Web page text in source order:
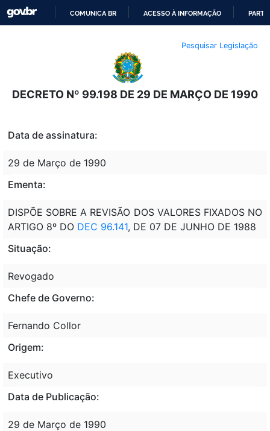
O
CONTEÚDO
COMUNICA BR ACESSO À INFORMAÇÃO
Pesquisar Legislação
DECRETO Nº 99.198 DE 29 DE MARÇO DE 1990
Data de assinatura:
29 de Março de 1990
Ementa:
DISPÕE SOBRE A REVISÃO DOS VALORES FIXADOS NO
ARTIGO 8º DO DEC 96.141, DE 07 DE JUNHO DE 1988
Situação:
Revogado
Chefe de Governo:
Fernando Collor
Origem:
Executivo
Data de Publicação:
29 de Março de 1990